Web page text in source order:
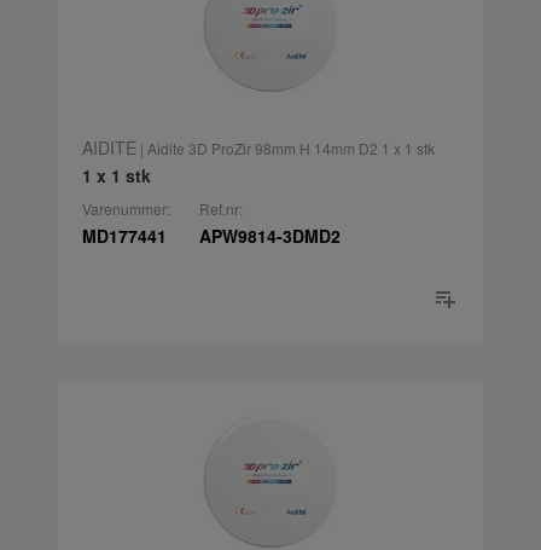
AIDITE | Aidite 3D ProZir 98mm H 14mm D2 1 x 1 stk
1 x 1 stk
Varenummer:
MD177441
Ref.nr:
APW9814-3DMD2